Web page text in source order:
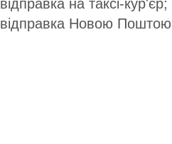
відправка на таксі-кур'єр;
відправка Новою Поштою